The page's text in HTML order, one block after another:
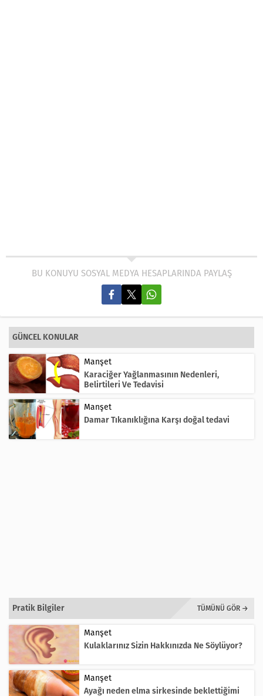
BU KONUYU SOSYAL MEDYA HESAPLARINDA PAYLAŞ
GÜNCEL KONULAR
Manşet
Karaciğer Yağlanmasının Nedenleri,
Belirtileri Ve Tedavisi
Manşet
Damar Tıkanıklığına Karşı doğal tedavi
Pratik Bilgiler TÜMÜNÜ GÖR →
Manşet
Kulaklarınız Sizin Hakkınızda Ne Söylüyor?
Manşet
Ayağı neden elma sirkesinde beklettiğimi